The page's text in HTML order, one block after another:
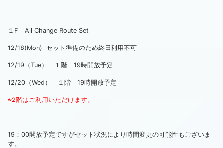
１F All Change Route Set
12/18(Mon) セット準備のため終日利用不可
12/19（Tue） １階 19時開放予定
12/20（Wed） １階 19時開放予定
※2階はご利用いただけます。
19：00開放予定ですがセット状況により時間変更の可能性もございま
す。